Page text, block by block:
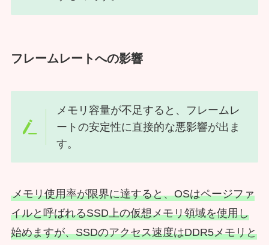
フレームレートへの影響
メモリ容量が不足すると、フレームレ
ートの安定性に直接的な悪影響が出ま
す。
メモリ使用率が限界に達すると、OSはページファ
イルと呼ばれるSSD上の仮想メモリ領域を使用し
始めますが、SSDのアクセス速度はDDR5メモリと